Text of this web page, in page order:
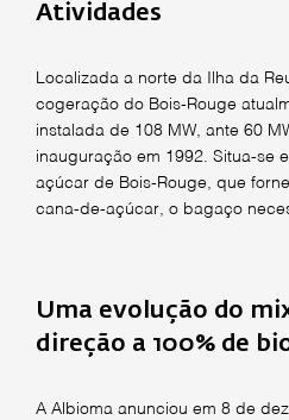
Atividades
Localizada a norte da Ilha da
cogeração do Bois-Rouge
instalada de 108 MW, ante 60
inauguração em 1992. Situa-se
açúcar de Bois-Rouge, que
cana-de-açúcar, o bagaço
Uma evolução do
direção a 100% de
A Albioma anunciou em 8 de